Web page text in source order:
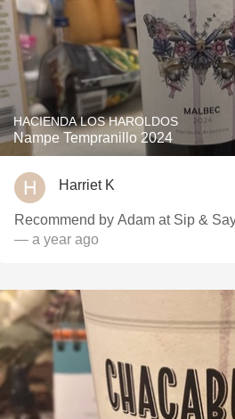
HACIENDA LOS HAROLDOS
Nampe Tempranillo 2024
Harriet K
Recommend by Adam at Sip &
— a year ago